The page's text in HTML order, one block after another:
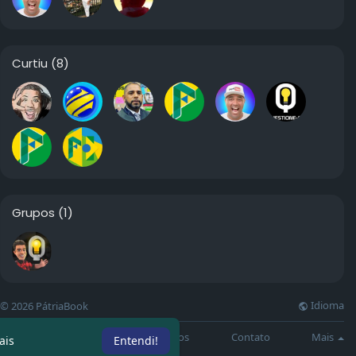
Entendi!
Curtiu (8)
Grupos (1)
© 2026 PátriaBook Idioma
Sobre Artigos Contato Mais